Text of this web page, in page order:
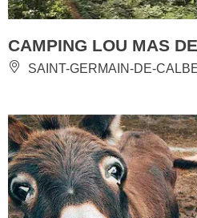
CAMPING LOU MAS
SAINT-GERMAIN-DE-